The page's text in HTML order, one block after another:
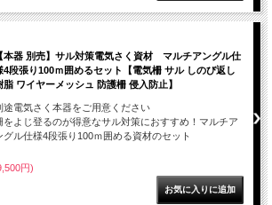
【本器 別売】サル対策電気さく資材 マルチアングル仕
4段張り100ｍ囲めるセット【電気柵 サル しのび返し
脂 ワイヤーメッシュ 防護柵 侵入防止】
途電気さく本器をご用意ください
をよじ登るのが得意なサル対策におすすめ！マルチア
グル仕様4段張り100ｍ囲める資材のセット
円)